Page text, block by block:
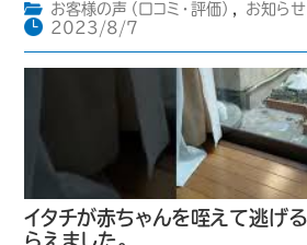
お客様の声（口コミ・評価） ,
お知らせ
2023/8/7
イタチが赤ちゃんを咥えて逃げ
らえました。